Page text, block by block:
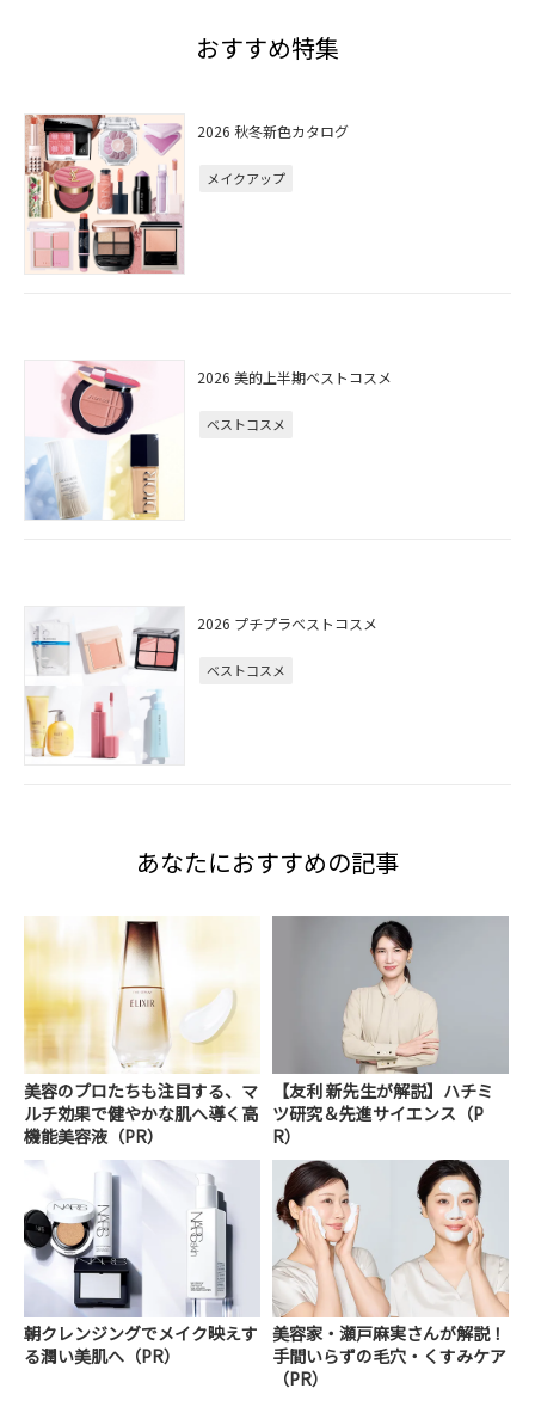
おすすめ特集
2026 秋冬新色カタログ
メイクアップ
2026 美的上半期ベストコスメ
ベストコスメ
2026 プチプラベストコスメ
ベストコスメ
あなたにおすすめの記事
美容のプロたちも注目する、マ
ルチ効果で健やかな肌へ導く高
機能美容液（PR）
【友利 新先生が解説】ハチミ
ツ研究＆先進サイエンス（P
R）
朝クレンジングでメイク映えす
る潤い美肌へ（PR）
美容家・瀬戸麻実さんが解説！
手間いらずの毛穴・くすみケア
（PR）